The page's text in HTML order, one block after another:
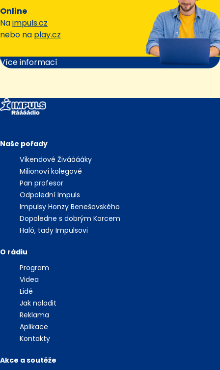
Online
Naimpuls.cz
nebo na play.cz
Více informací
Naše pořady
Víkendové Živááááky
Milionoví kolegové
Pan profesor
Odpolední Impuls
Impulsy Honzy Benešovského
Dopoledne s dobrým Korcem
Haló, tady Impulsovi
O rádiu
Program
Videa
Lidé
Jak naladit
Reklama
Aplikace
Kontakty
Akce a soutěže